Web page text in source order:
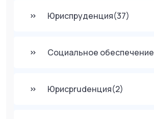
Юриспруденция(37)
Социальное обеспечение
Юрисprudенция(2)